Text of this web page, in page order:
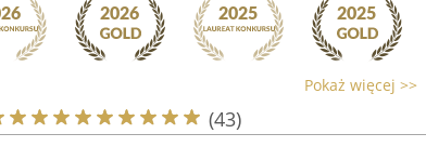
Pokaż więcej >>
(43)